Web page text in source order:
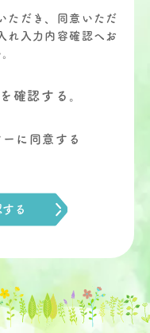
ただき、同意いただ
れ入力内容確認へお
を確認する。
に同意する
る